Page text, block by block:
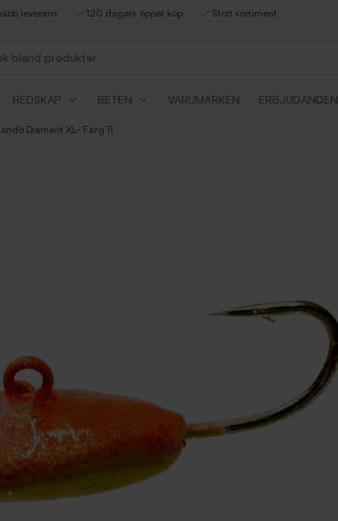
leverans 120 dagars öppet köp Stort sortiment
REDSKAP BETEN VARUMÄRKEN ERBJUDANDEN
Diamant XL- Färg 11